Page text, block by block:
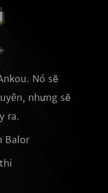
Nó sẽ
nhưng sẽ
ra.
Balor